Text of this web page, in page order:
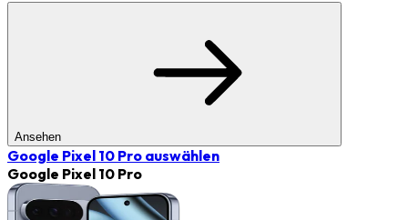
Ansehen
Google Pixel 10 Pro auswählen
Google Pixel 10 Pro